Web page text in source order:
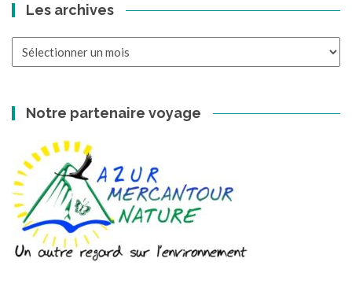
Les archives
Notre partenaire voyage